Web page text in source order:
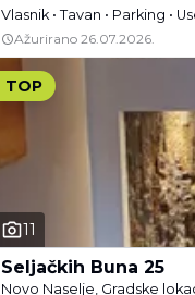
Vlasnik • Tavan • Parking •
Ažurirano 26.07.2026.
TOP
11
Seljačkih Buna 25
Novo Naselje, Gradske